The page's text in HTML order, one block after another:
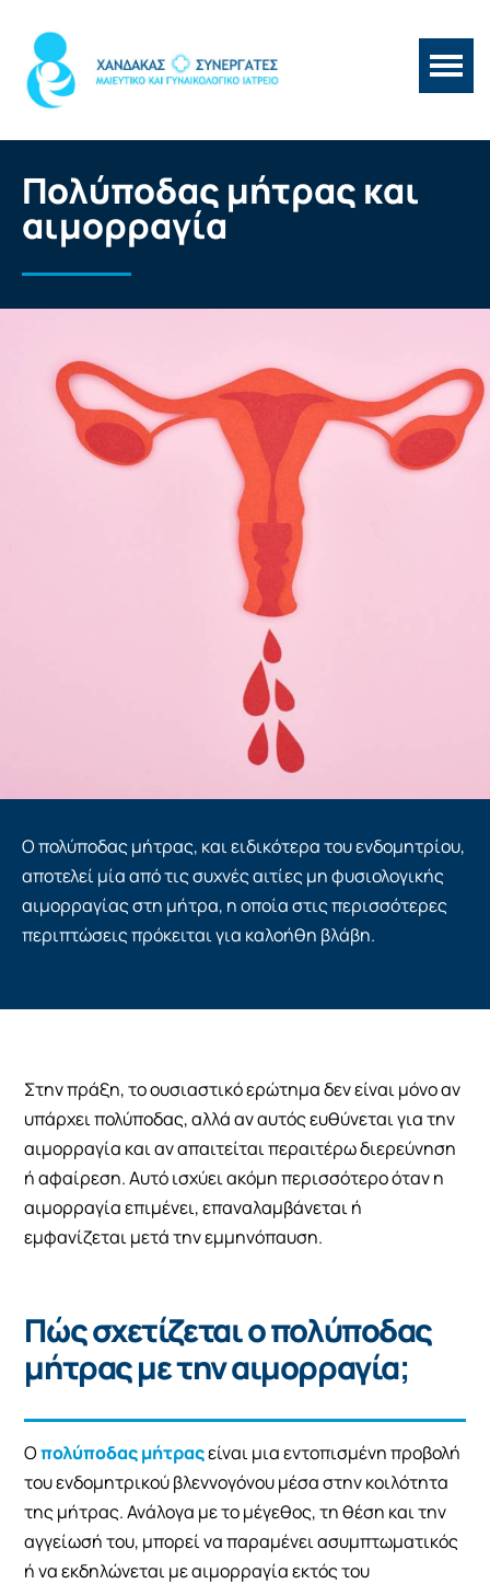
Πολύποδας μήτρας και
αιμορραγία
Ο πολύποδας μήτρας, και ειδικότερα του ενδομητρίου,
αποτελεί μία από τις συχνές αιτίες μη φυσιολογικής
αιμορραγίας στη μήτρα, η οποία στις περισσότερες
περιπτώσεις πρόκειται για καλοήθη βλάβη.
Στην πράξη, το ουσιαστικό ερώτημα δεν είναι μόνο αν
υπάρχει πολύποδας, αλλά αν αυτός ευθύνεται για την
αιμορραγία και αν απαιτείται περαιτέρω διερεύνηση
ή αφαίρεση. Αυτό ισχύει ακόμη περισσότερο όταν η
αιμορραγία επιμένει, επαναλαμβάνεται ή
εμφανίζεται μετά την εμμηνόπαυση.
Πώς σχετίζεται ο πολύποδας
μήτρας με την αιμορραγία;
Οπολύποδας μήτραςείναι μια εντοπισμένη προβολή
του ενδομητρικού βλεννογόνου μέσα στην κοιλότητα
της μήτρας. Ανάλογα με το μέγεθος, τη θέση και την
αγγείωσή του, μπορεί να παραμένει ασυμπτωματικός
ή να εκδηλώνεται με αιμορραγία εκτός του